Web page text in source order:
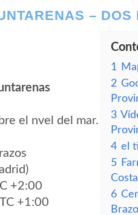
– DOS
el nvel del mar.
+2:00
+1:00
1
2
3
4 el
5
6